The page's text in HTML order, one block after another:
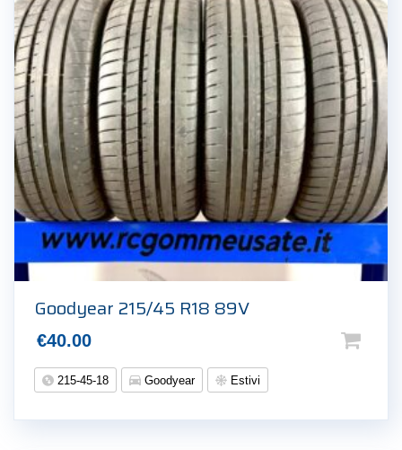
Goodyear 215/45 R18 89V
€40.00
215-45-18 Goodyear Estivi